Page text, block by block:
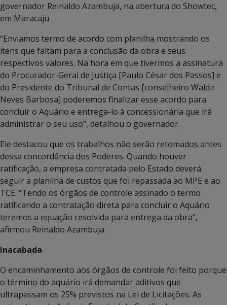
governador Reinaldo Azambuja, na abertura do Showtec,
em Maracaju.
“Enviamos termo de acordo com planilha mostrando os
itens que faltam para a conclusão da obra e seus
respectivos valores. Na hora em que tivermos a assinatura
do Procurador-Geral de Justiça [Paulo César dos Passos] e
do Presidente do Tribunal de Contas [conselheiro Waldir
Neves Barbosa] poderemos finalizar esse acordo para
concluir o Aquário e entrega-lo à concessionária que irá
administrar o seu uso”, detalhou o governador.
Ele destacou que os trabalhos não serão retomados antes
dessa concordância dos Poderes. Quando houver
ratificação, a empresa contratada pelo Estado deverá
seguir a planilha de custos que foi repassada ao MPE e ao
TCE. “Tendo os órgãos de controle assinado o termo
ratificando a contratação direta para concluir o Aquário
teremos a equação resolvida para entrega da obra”,
afirmou Reinaldo Azambuja.
Inacabada
O encaminhamento aos órgãos de controle foi feito porque
o término do aquário irá demandar aditivos que
ultrapassam os 25% previstos na Lei de Licitações. As